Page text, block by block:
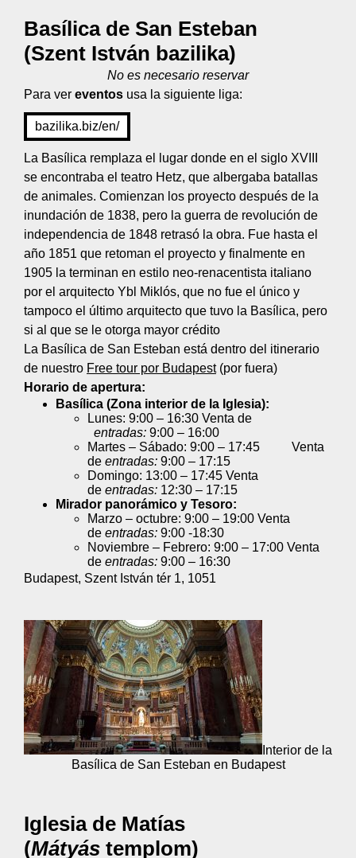
Basílica de San Esteban
(Szent István bazilika)
No es necesario reservar
Para ver eventos usa la siguiente liga:
bazilika.biz/en/
La Basílica remplaza el lugar donde en el siglo XVIII
se encontraba el teatro Hetz, que albergaba batallas
de animales. Comienzan los proyecto después de la
inundación de 1838, pero la guerra de revolución de
independencia de 1848 retrasó la obra. Fue hasta el
año 1851 que retoman el proyecto y finalmente en
1905 la terminan en estilo neo-renacentista italiano
por el arquitecto Ybl Miklós, que no fue el único y
tampoco el último arquitecto que tuvo la Basílica, pero
si al que se le otorga mayor crédito
La Basílica de San Esteban está dentro del itinerario
de nuestro Free tour por Budapest(por fuera)
Horario de apertura:
Basílica (Zona interior de la Iglesia):
Lunes: 9:00 – 16:30 Venta de
entradas: 9:00 – 16:00
Martes – Sábado: 9:00 – 17:45 Venta
de entradas: 9:00 – 17:15
Domingo: 13:00 – 17:45 Venta
de entradas: 12:30 – 17:15
Mirador panorámico y Tesoro:
Marzo – octubre: 9:00 – 19:00 Venta
de entradas: 9:00 -18:30
Noviembre – Febrero: 9:00 – 17:00 Venta
de entradas: 9:00 – 16:30
Budapest, Szent István tér 1, 1051
Interior de la
Basílica de San Esteban en Budapest
Iglesia de Matías
(Mátyás templom)